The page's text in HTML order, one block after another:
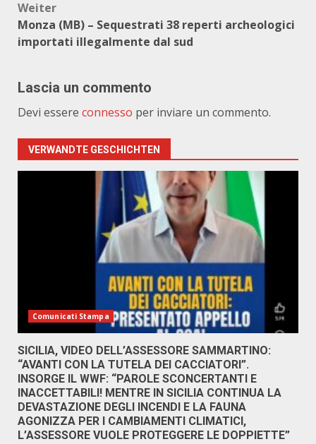
Weiter
Monza (MB) – Sequestrati 38 reperti archeologici
importati illegalmente dal sud
Lascia un commento
Devi essere connesso per inviare un commento.
VERWANDTE GESCHICHTEN
Comunicati Stampa
SICILIA, VIDEO DELL’ASSESSORE SAMMARTINO:
“AVANTI CON LA TUTELA DEI CACCIATORI”.
INSORGE IL WWF: “PAROLE SCONCERTANTI E
INACCETTABILI! MENTRE IN SICILIA CONTINUA LA
DEVASTAZIONE DEGLI INCENDI E LA FAUNA
AGONIZZA PER I CAMBIAMENTI CLIMATICI,
L’ASSESSORE VUOLE PROTEGGERE LE DOPPIETTE”